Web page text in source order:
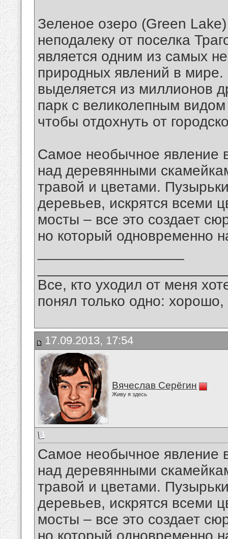
Зеленое озеро (Green
неподалеку от поселка
является одним из самых
природных явлений в
выделяется из миллионов
парк с великолепным
чтобы отдохнуть от
Самое необычное явление
над деревянными
травой и цветами.
деревьев, искрятся всеми
мосты – все это создает
но который одновременно
Все, кто уходил от меня
понял только одно:
17.09.2013, 17:54
Вячеслав Серёгин
Живу я здесь
Самое необычное явление
над деревянными
травой и цветами.
деревьев, искрятся всеми
мосты – все это создает